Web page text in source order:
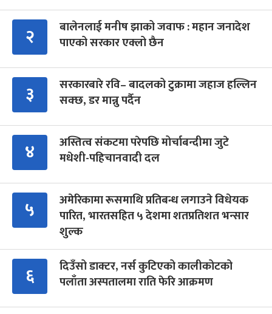
२
बालेनलाई मनीष झाको जवाफ : महान जनादेश
पाएको सरकार एक्लो छैन
३
सरकारबारे रवि– बादलको टुक्रामा जहाज हल्लिन
सक्छ, डर मान्नु पर्दैन
४
अस्तित्व संकटमा परेपछि मोर्चाबन्दीमा जुटे
मधेशी-पहिचानवादी दल
५
अमेरिकामा रूसमाथि प्रतिबन्ध लगाउने विधेयक
पारित, भारतसहित ५ देशमा शतप्रतिशत भन्सार
शुल्क
६
दिउँसो डाक्टर, नर्स कुटिएको कालीकोटको
पलाँता अस्पतालमा राति फेरि आक्रमण